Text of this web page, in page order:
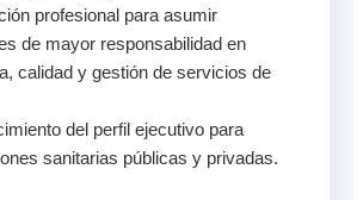
profesional para asumir
de mayor responsabilidad en
calidad y gestión de servicios de
del perfil ejecutivo para
sanitarias públicas y privadas.